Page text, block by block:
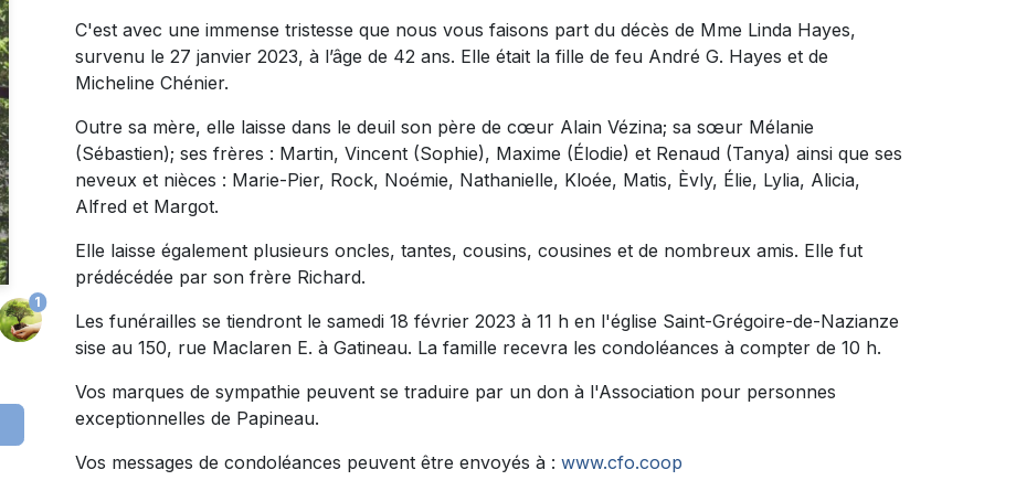
1
C'est avec une immense tristesse que nous vous faisons part du décès de Mme Linda Hayes,
survenu le 27 janvier 2023, à l’âge de 42 ans. Elle était la fille de feu André G. Hayes et de
Micheline Chénier.
Outre sa mère, elle laisse dans le deuil son père de cœur Alain Vézina; sa sœur Mélanie
(Sébastien); ses frères : Martin, Vincent (Sophie), Maxime (Élodie) et Renaud (Tanya) ainsi que ses
neveux et nièces : Marie-Pier, Rock, Noémie, Nathanielle, Kloée, Matis, Èvly, Élie, Lylia, Alicia,
Alfred et Margot.
Elle laisse également plusieurs oncles, tantes, cousins, cousines et de nombreux amis. Elle fut
prédécédée par son frère Richard.
Les funérailles se tiendront le samedi 18 février 2023 à 11 h en l'église Saint-Grégoire-de-Nazianze
sise au 150, rue Maclaren E. à Gatineau. La famille recevra les condoléances à compter de 10 h.
Vos marques de sympathie peuvent se traduire par un don à l'Association pour personnes
exceptionnelles de Papineau.
Vos messages de condoléances peuvent être envoyés à : www.cfo.coop